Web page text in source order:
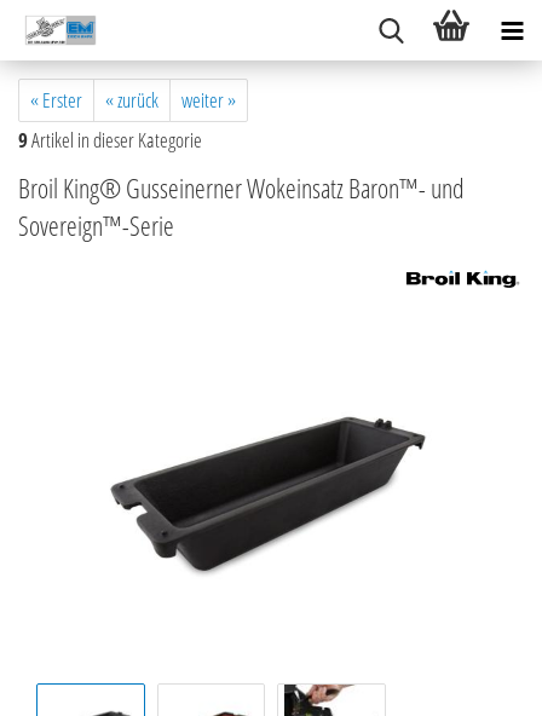
« Erster « zurück
weiter »
9Artikel in dieser Kategorie
Broil King® Gusseinerner Wokeinsatz Baron™- und
Sovereign™-Serie